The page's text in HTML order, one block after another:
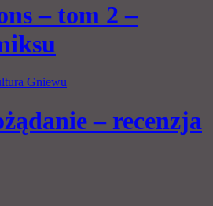
– tom 2 –
– recenzja